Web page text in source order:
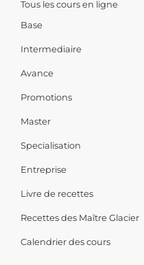
Tous les cours en ligne
Base
Intermediaire
Avance
Promotions
Master
Specialisation
Entreprise
Livre de recettes
Recettes des Maître Glacier
Calendrier des cours